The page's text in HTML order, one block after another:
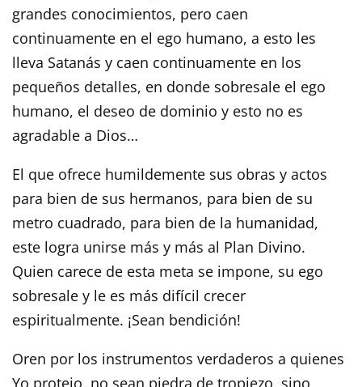
grandes conocimientos, pero caen
continuamente en el ego humano, a esto les
lleva Satanás y caen continuamente en los
pequeños detalles, en donde sobresale el ego
humano, el deseo de dominio y esto no es
agradable a Dios…
El que ofrece humildemente sus obras y actos
para bien de sus hermanos, para bien de su
metro cuadrado, para bien de la humanidad,
este logra unirse más y más al Plan Divino.
Quien carece de esta meta se impone, su ego
sobresale y le es más difícil crecer
espiritualmente. ¡Sean bendición!
Oren por los instrumentos verdaderos a quienes
Yo protejo, no sean piedra de tropiezo, sino